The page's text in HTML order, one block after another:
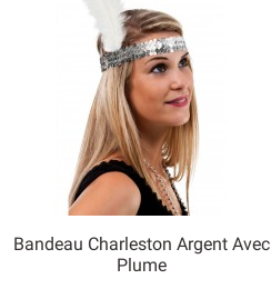
Bandeau Charleston Argent Avec
Plume
Aperçu rapide